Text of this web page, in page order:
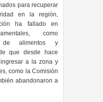
para recuperar
en la región,
ha fallado en
como
alimentos y
que desde hace
a la zona y
como la Comisión
abandonaron a